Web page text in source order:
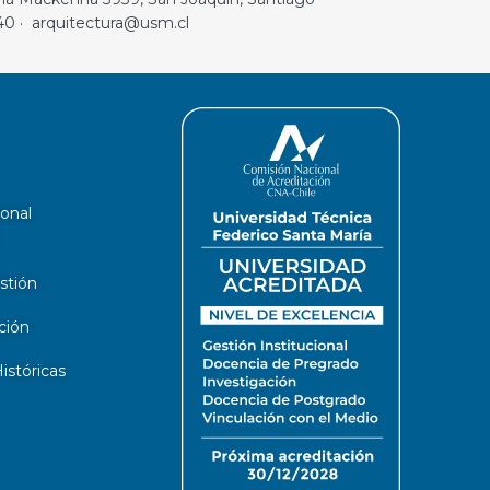
· arquitectura@usm.cl